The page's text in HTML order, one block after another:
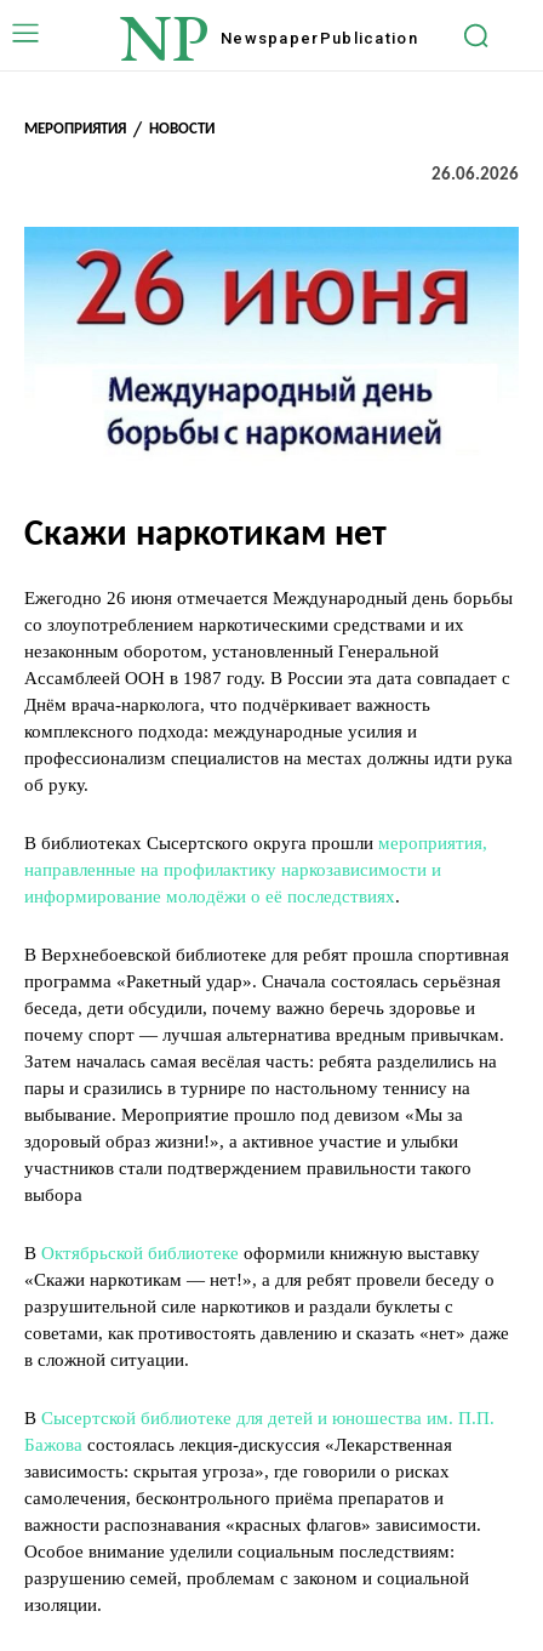
NP Newspaper Publication
МЕРОПРИЯТИЯ НОВОСТИ
26.06.2026
Скажи наркотикам нет
Ежегодно 26 июня отмечается Международный день борьбы
со злоупотреблением наркотическими средствами и их
незаконным оборотом, установленный Генеральной
Ассамблеей ООН в 1987 году. В России эта дата совпадает с
Днём врача-нарколога, что подчёркивает важность
комплексного подхода: международные усилия и
профессионализм специалистов на местах должны идти рука
об руку.
В библиотеках Сысертского округа прошли мероприятия,
направленные на профилактику наркозависимости и
информирование молодёжи о её последствиях.
В Верхнебоевской библиотеке для ребят прошла спортивная
программа «Ракетный удар». Сначала состоялась серьёзная
беседа, дети обсудили, почему важно беречь здоровье и
почему спорт — лучшая альтернатива вредным привычкам.
Затем началась самая весёлая часть: ребята разделились на
пары и сразились в турнире по настольному теннису на
выбывание. Мероприятие прошло под девизом «Мы за
здоровый образ жизни!», а активное участие и улыбки
участников стали подтверждением правильности такого
выбора
В Октябрьской библиотеке оформили книжную выставку
«Скажи наркотикам — нет!», а для ребят провели беседу о
разрушительной силе наркотиков и раздали буклеты с
советами, как противостоять давлению и сказать «нет» даже
в сложной ситуации.
В Сысертской библиотеке для детей и юношества им. П.П.
Бажова состоялась лекция-дискуссия «Лекарственная
зависимость: скрытая угроза», где говорили о рисках
самолечения, бесконтрольного приёма препаратов и
важности распознавания «красных флагов» зависимости.
Особое внимание уделили социальным последствиям:
разрушению семей, проблемам с законом и социальной
изоляции.